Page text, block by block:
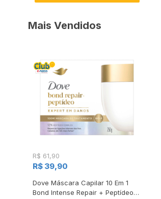
Mais Vendidos
R$ 61,90
R$ 39,90
Dove Máscara Capilar 10 Em 1
Bond Intense Repair + Peptídeo